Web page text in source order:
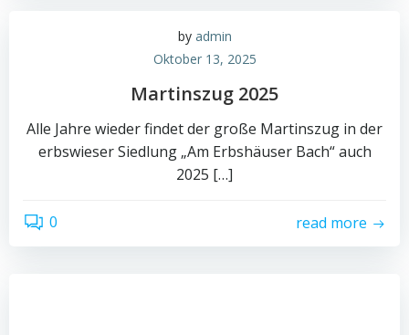
by admin
Oktober 13, 2025
Martinszug 2025
Alle Jahre wieder findet der große Martinszug in der
erbswieser Siedlung „Am Erbshäuser Bach“ auch
2025 […]
0 read more